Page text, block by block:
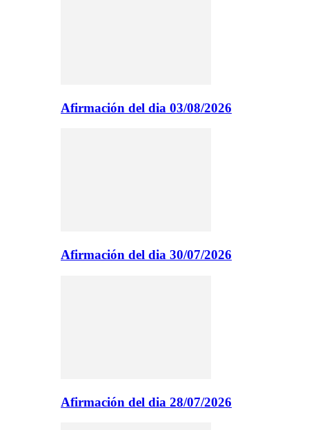
Afirmación del dia 03/08/2026
Afirmación del dia 30/07/2026
Afirmación del dia 28/07/2026